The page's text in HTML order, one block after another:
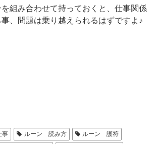
組み合わせて持っておくと、仕事関係
、問題は乗り越えられるはずですよ♪
ルーン 読み方
ルーン 護符